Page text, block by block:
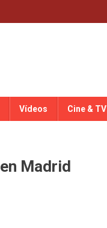
Vídeos Cine & TV
Madrid